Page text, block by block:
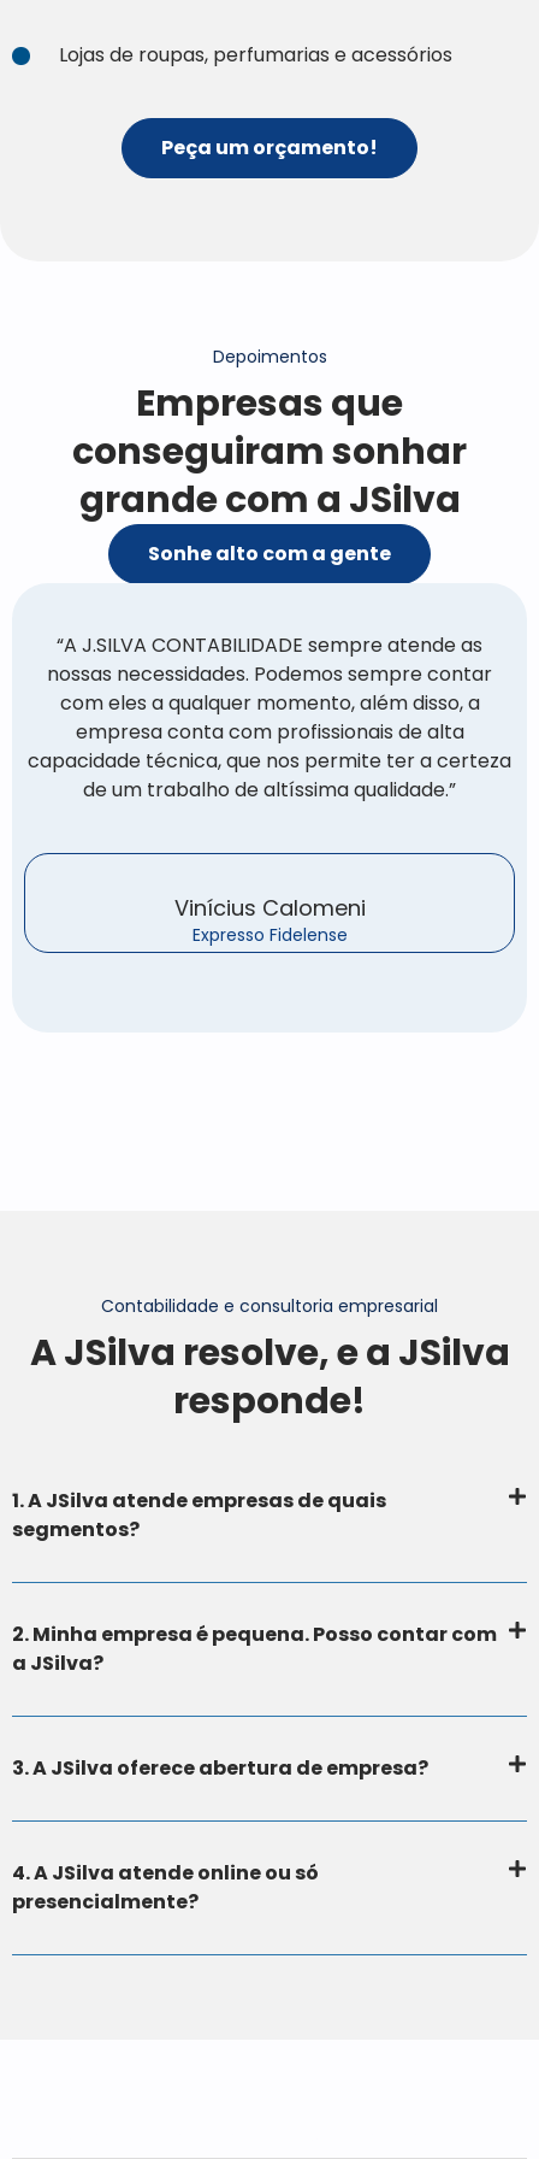
Lojas de roupas, perfumarias e acessórios
Peça um orçamento!
Depoimentos
Empresas que
conseguiram sonhar
grande com a JSilva
Sonhe alto com a gente
“A J.SILVA CONTABILIDADE sempre atende as
nossas necessidades. Podemos sempre contar
com eles a qualquer momento, além disso, a
empresa conta com profissionais de alta
capacidade técnica, que nos permite ter a certeza
de um trabalho de altíssima qualidade.”
Vinícius Calomeni
Expresso Fidelense
Contabilidade e consultoria empresarial
A JSilva resolve, e a JSilva
responde!
1. A JSilva atende empresas de quais
segmentos?
2. Minha empresa é pequena. Posso contar com
a JSilva?
3. A JSilva oferece abertura de empresa?
4. A JSilva atende online ou só
presencialmente?